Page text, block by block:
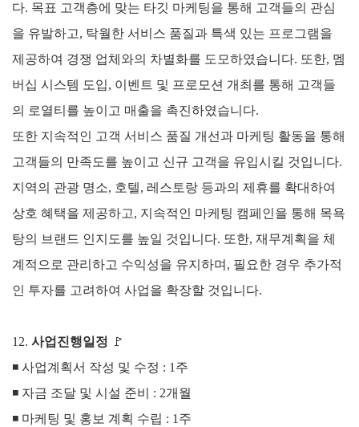
다. 목표 고객층에 맞는 타깃 마케팅을 통해 고객들의 관심
을 유발하고, 탁월한 서비스 품질과 특색 있는 프로그램을
제공하여 경쟁 업체와의 차별화를 도모하였습니다. 또한, 멤
버십 시스템 도입, 이벤트 및 프로모션 개최를 통해 고객들
의 로열티를 높이고 매출을 촉진하였습니다.
또한 지속적인 고객 서비스 품질 개선과 마케팅 활동을 통해
고객들의 만족도를 높이고 신규 고객을 유입시킬 것입니다.
지역의 관광 명소, 호텔, 레스토랑 등과의 제휴를 확대하여
상호 혜택을 제공하고, 지속적인 마케팅 캠페인을 통해 목욕
탕의 브랜드 인지도를 높일 것입니다. 또한, 재무계획을 체
계적으로 관리하고 수익성을 유지하며, 필요한 경우 추가적
인 투자를 고려하여 사업을 확장할 것입니다.
12. 사업진행일정
🚩
◾ 사업계획서 작성 및 수정 : 1주
◾ 자금 조달 및 시설 준비 : 2개월
◾ 마케팅 및 홍보 계획 수립 : 1주